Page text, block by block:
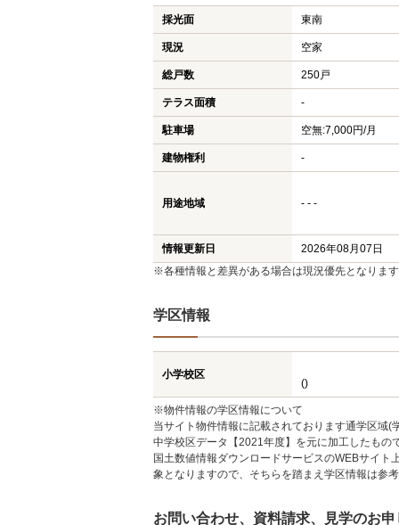
採光面 東南
現況 空家
総戸数 250戸
テラス面積 -
駐車場 空無:7,000円/月
建物権利 -
用途地域 - - -
情報更新日
2026年08月07日
※各種情報と差異がある場合は現況優先となります
学区情報
小学校区
()
※物件情報の学区情報について
当サイト物件情報に記載されております通学区域
中学校区データ【2021年度】を元に加工したもの
国土数値情報ダウンロードサービスのWEBサイ
象となりますので、そちらを踏まえ学区情報は参
お問い合わせ、資料請求、見学のお